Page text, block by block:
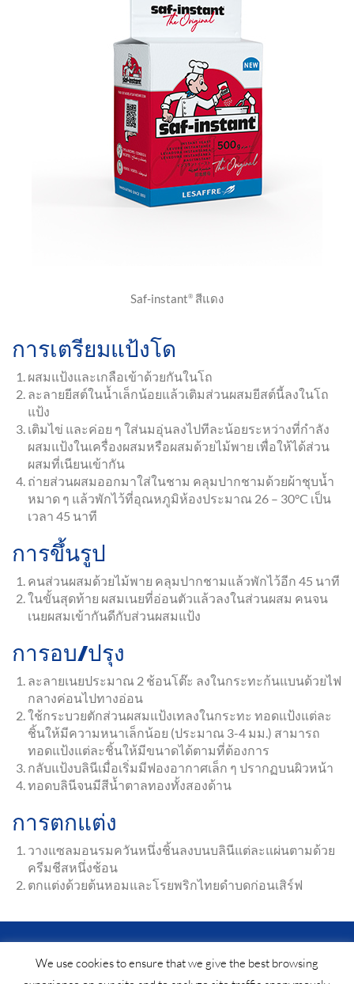
Saf-instant® สีแดง
การเตรียมแป้งโด
ผสมแป้งและเกลือเข้าด้วยกันในโถ
ละลายยีสต์ในน้ำเล็กน้อยแล้วเติมส่วนผสมยีสต์นี้ลงในโถ
แป้ง
เติมไข่ และค่อย ๆ ใส่นมอุ่นลงไปทีละน้อยระหว่างที่กำลัง
ผสมแป้งในเครื่องผสมหรือผสมด้วยไม้พาย เพื่อให้ได้ส่วน
ผสมที่เนียนเข้ากัน
ถ่ายส่วนผสมออกมาใส่ในชาม คลุมปากชามด้วยผ้าชุบน้ำ
หมาด ๆ แล้วพักไว้ที่อุณหภูมิห้องประมาณ 26 – 30°C เป็น
เวลา 45 นาที
การขึ้นรูป
คนส่วนผสมด้วยไม้พาย คลุมปากชามแล้วพักไว้อีก 45 นาที
ในขั้นสุดท้าย ผสมเนยที่อ่อนตัวแล้วลงในส่วนผสม คนจน
เนยผสมเข้ากันดีกับส่วนผสมแป้ง
การอบ/ปรุง
ละลายเนยประมาณ 2 ช้อนโต๊ะ ลงในกระทะก้นแบนด้วยไฟ
กลางค่อนไปทางอ่อน
ใช้กระบวยตักส่วนผสมแป้งเทลงในกระทะ ทอดแป้งแต่ละ
ชิ้นให้มีความหนาเล็กน้อย (ประมาณ 3-4 มม.) สามารถ
ทอดแป้งแต่ละชิ้นให้มีขนาดได้ตามที่ต้องการ
กลับแป้งบลินีเมื่อเริ่มมีฟองอากาศเล็ก ๆ ปรากฏบนผิวหน้า
ทอดบลินีจนมีสีน้ำตาลทองทั้งสองด้าน
การตกแต่ง
วางแซลมอนรมควันหนึ่งชิ้นลงบนบลินีแต่ละแผ่นตามด้วย
ครีมชีสหนึ่งช้อน
ตกแต่งด้วยต้นหอมและโรยพริกไทยดำบดก่อนเสิร์ฟ
We use cookies to ensure that we give the best browsing